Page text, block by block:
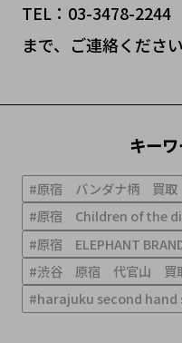
TEL：03-3478-2244
まで、ご連絡ください
キー
#原宿 バンダナ柄 買取
#原宿 Children of the
#原宿 ELEPHANT
#渋谷 原宿 代官山 買
#harajuku second hand